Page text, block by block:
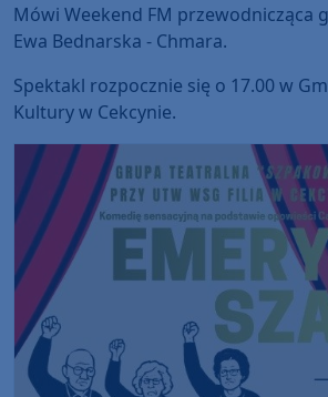
Mówi Weekend FM przewodnicząca
Ewa Bednarska - Chmara.
Spektakl rozpocznie się o 17.00 w
Kultury w Cekcynie.